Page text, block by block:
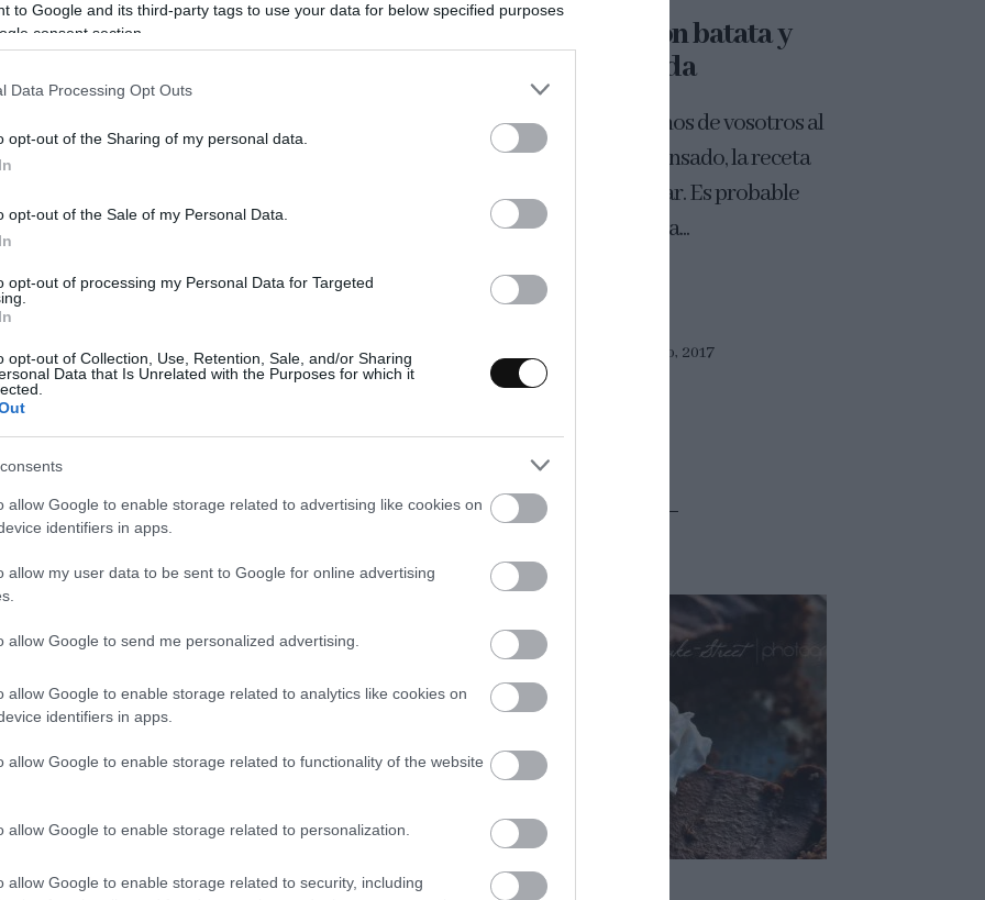
to Google and its third-party tags to use your data for below specified purposes
consent section.
Data Processing Opt Outs
opt-out of the Sharing of my personal data.
opt-out of the Sale of my Personal Data.
opt-out of processing my Personal Data for Targeted
opt-out of Collection, Use, Retention, Sale, and/or Sharing
Data that Is Unrelated with the Purposes for which it
allow Google to enable storage related to advertising like cookies on
identifiers in apps.
allow my user data to be sent to Google for online advertising
allow Google to send me personalized advertising.
allow Google to enable storage related to analytics like cookies on
identifiers in apps.
allow Google to enable storage related to functionality of the website
allow Google to enable storage related to personalization.
allow Google to enable storage related to security, including
Crema thai de batata y
"rechupetearse" los dedos. Mira que a...
Eva 25 octubre, 2017
Acelga roja con batata y
granada
Estoy segura que muchos de vosotros al
leer el título habréis pensado, la receta
de hoy no me va a gustar. Es probable
que sí, pero si le dais una...
30 enero, 2017